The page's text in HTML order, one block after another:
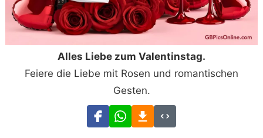
Alles Liebe zum Valentinstag.
Feiere die Liebe mit Rosen und romantischen
Gesten.